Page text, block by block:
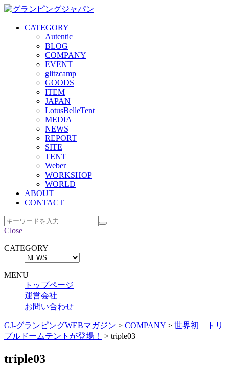
CATEGORY
Autentic
BLOG
COMPANY
EVENT
glitzcamp
GOODS
ITEM
JAPAN
LotusBelleTent
MEDIA
NEWS
REPORT
SITE
TENT
Weber
WORKSHOP
WORLD
ABOUT
CONTACT
Close
CATEGORY
MENU
トップページ
運営会社
お問い合わせ
GJ-グランピングWEBマガジン > COMPANY > 世界初 トリ
プルドームテントが登場！
> triple03
triple03